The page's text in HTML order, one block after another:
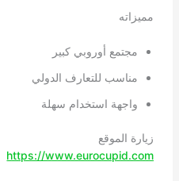
مميزاته
مجتمع أوروبي كبير
مناسب للتعارف الدولي
واجهة استخدام سهلة
زيارة الموقع
https://www.eurocupid.com